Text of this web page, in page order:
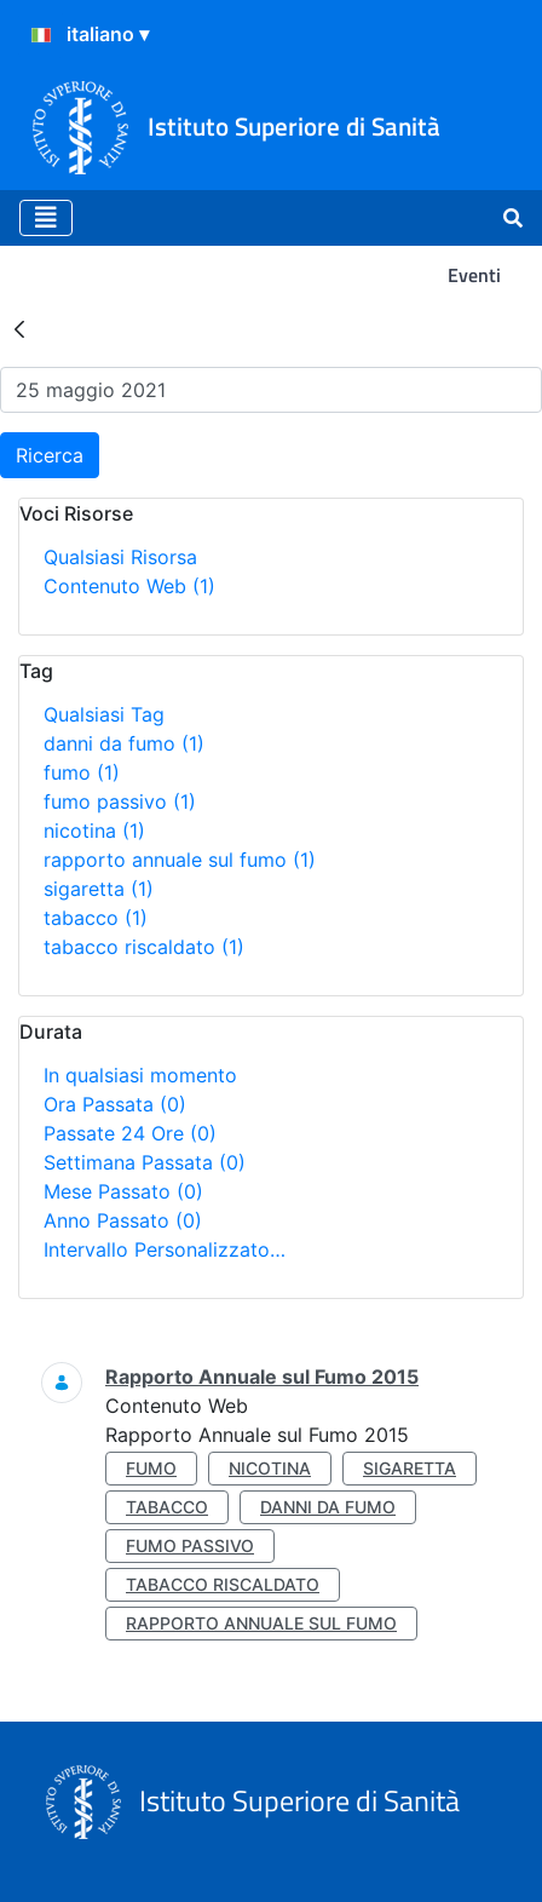
Istituto Superiore di Sanità
Eventi
Risultati della Ricerca -
Ricerca
Voci Risorse
Qualsiasi Risorsa
Contenuto Web (1)
Tag
Qualsiasi Tag
danni da fumo (1)
fumo (1)
fumo passivo (1)
nicotina (1)
rapporto annuale sul fumo (1)
sigaretta (1)
tabacco (1)
tabacco riscaldato (1)
Durata
In qualsiasi momento
Ora Passata (0)
Passate 24 Ore (0)
Settimana Passata (0)
Mese Passato (0)
Anno Passato (0)
Intervallo Personalizzato…
Ricerca
Rapporto Annuale sul Fumo 2015
Contenuto Web
Rapporto Annuale sul Fumo 2015
FUMO NICOTINA
SIGARETTA
TABACCO
DANNI DA FUMO
FUMO PASSIVO
TABACCO RISCALDATO
RAPPORTO ANNUALE SUL FUMO
Istituto Superiore di Sanità